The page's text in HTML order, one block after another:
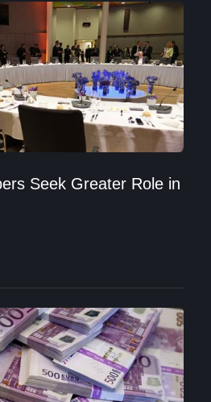
Seek Greater Role in